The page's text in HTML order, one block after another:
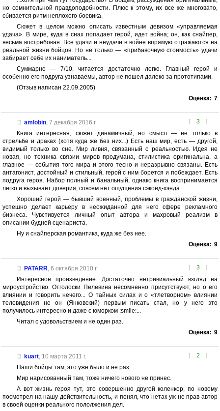
но сомнительной правдоподобности. Плюс к этому, их все же многовато,
сбивается ритм неплохого боевика.
Сюжет в целом можно описать известным девизом «управляемая
удача». В мире, куда в снах попадает герой, идет война; он, как снайпер,
весьма востребован. Все удачи и неудачи в войне впрямую отражаются на
реальной жизни бойцов. Но не только — «прибавочную стоимость» удачи
забирает себе их наниматель...
Суммарно — 7/10, читается достаточно легко. Главный герой и
особенно его подруга узнаваемы, автор не пошел далеко за прототипами.
(Отзыв написан 22.09.2005)
Оценка: 7
[ 3 ]
amlobin, 7 декабря 2016 г.
Книга интересная, сюжет динамичный, но смысл — не только в
стрельбе и драках (хотя куда же без них...) Есть наш мир, есть — другой,
видимый только во сне. Мир ливня, связанный с реальностью. Идея не
новая, но техника связии миров продумана, стилистика оригинальна, а
главное — события того мира и этого тесно и неразрывно связаны. Есть
антагонист, достойный и стильный, герой с ним борется и побеждает. Есть
подруга героя. Набор полный и банальный, однако книга воспринимается
легко и вызывает доверия, совсем нет ощущения сэконд-хэнда.
Хороший герой — бывший военный, проблемы в гражданской жизни,
успешно делает карьеру в неожиданной для него сфере рекламного
бизнеса. Чувстивуется личный опыт автора и махровый реализм в
описании будней сценариста.
Ну и снайперская романтика, куда же без нее.
Оценка: 9
[ 3 ]
PATARR 6 октября 2010 г.
Интересное произведение. Достаточно нетривиальный взгляд на
мироустройство. Отголоски Пелевина несомненно присутствуют, но о его
влиянии и говорить нечего... О тайных силах и о «тлетворном» влиянии
телевидения не он (Янковский) первым писать стал, но у него это
получилось интересно и даже с юморком :smile:...
Читал с удовольствием и не один раз.
Оценка: 9
[ 2 ]
kuart, 10 марта 2011 г.
Наши бойцы там, это уже было и не раз.
Мир нарисованный там, тоже ничего нового не принес.
А вот жизнь героя тут, это совершенно другой коленкор, по новому
посмотрел на нашу действительность, и понял, что нетак уж не прав автор
в своей оценки реального пололжения дел.